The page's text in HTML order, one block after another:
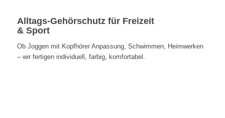
Alltags‑Gehörschutz für Freizeit
& Sport
Ob Joggen mit Kopfhörer Anpassung, Schwimmen, Heimwerken
– wir fertigen individuell, farbig, komfortabel.